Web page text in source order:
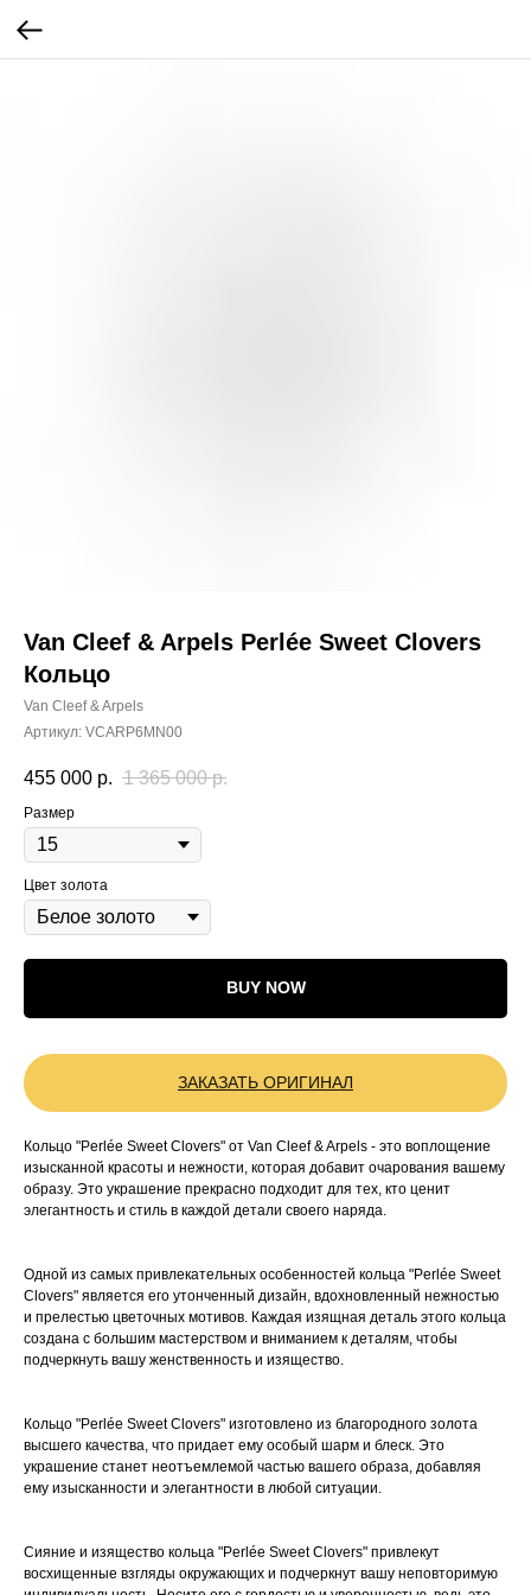
Van Cleef & Arpels Perlée Sweet Clovers
Кольцо
Van Cleef & Arpels
Артикул: VCARP6MN00
455 000 р. 1 365 000 р.
Размер
Цвет золота
BUY NOW
ЗАКАЗАТЬ ОРИГИНАЛ
Кольцо "Perlée Sweet Clovers" от Van Cleef & Arpels - это воплощение
изысканной красоты и нежности, которая добавит очарования вашему
образу. Это украшение прекрасно подходит для тех, кто ценит
элегантность и стиль в каждой детали своего наряда.
Одной из самых привлекательных особенностей кольца "Perlée Sweet
Clovers" является его утонченный дизайн, вдохновленный нежностью
и прелестью цветочных мотивов. Каждая изящная деталь этого кольца
создана с большим мастерством и вниманием к деталям, чтобы
подчеркнуть вашу женственность и изящество.
Кольцо "Perlée Sweet Clovers" изготовлено из благородного золота
высшего качества, что придает ему особый шарм и блеск. Это
украшение станет неотъемлемой частью вашего образа, добавляя
ему изысканности и элегантности в любой ситуации.
Сияние и изящество кольца "Perlée Sweet Clovers" привлекут
восхищенные взгляды окружающих и подчеркнут вашу неповторимую